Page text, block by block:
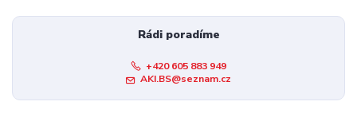
Rádi poradíme
+420 605 883 949
AKI.BS@seznam.cz